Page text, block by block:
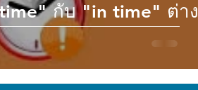
กับ "in time" ต่าง